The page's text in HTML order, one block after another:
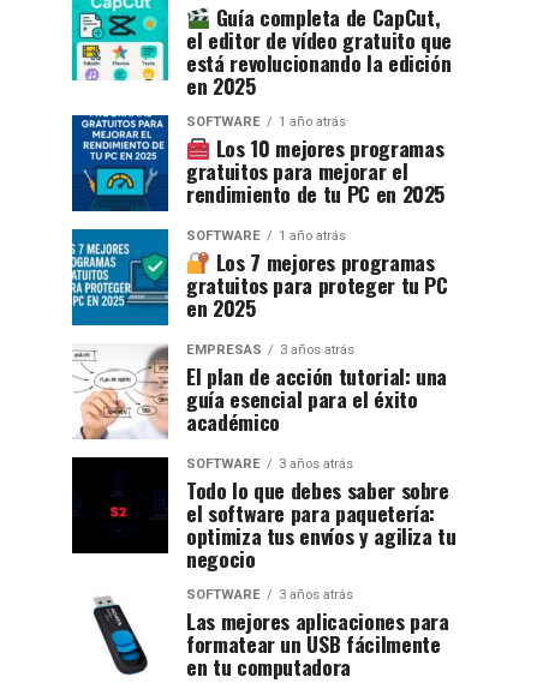
Guía completa de CapCut,
el editor de vídeo gratuito que
está revolucionando la edición
en 2025
SOFTWARE 1 año atrás
Los 10 mejores programas
gratuitos para mejorar el
rendimiento de tu PC en 2025
SOFTWARE 1 año atrás
Los 7 mejores programas
gratuitos para proteger tu PC
en 2025
EMPRESAS 3 años atrás
El plan de acción tutorial: una
guía esencial para el éxito
académico
SOFTWARE 3 años atrás
Todo lo que debes saber sobre
el software para paquetería:
optimiza tus envíos y agiliza tu
negocio
SOFTWARE 3 años atrás
Las mejores aplicaciones para
formatear un USB fácilmente
en tu computadora